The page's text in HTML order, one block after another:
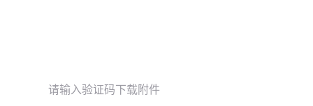
请输入验证码下载附件